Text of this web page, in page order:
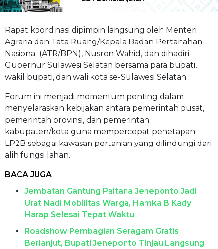
Rapat koordinasi dipimpin langsung oleh Menteri
Agraria dan Tata Ruang/Kepala Badan Pertanahan
Nasional (ATR/BPN), Nusron Wahid, dan dihadiri
Gubernur Sulawesi Selatan bersama para bupati,
wakil bupati, dan wali kota se-Sulawesi Selatan.
Forum ini menjadi momentum penting dalam
menyelaraskan kebijakan antara pemerintah pusat,
pemerintah provinsi, dan pemerintah
kabupaten/kota guna mempercepat penetapan
LP2B sebagai kawasan pertanian yang dilindungi dari
alih fungsi lahan.
BACA JUGA
Jembatan Gantung Paitana Jeneponto Jadi
Urat Nadi Mobilitas Warga, Hamka B Kady
Harap Selesai Tepat Waktu
Roadshow Pembagian Seragam Gratis
Berlanjut, Bupati Jeneponto Tinjau Langsung